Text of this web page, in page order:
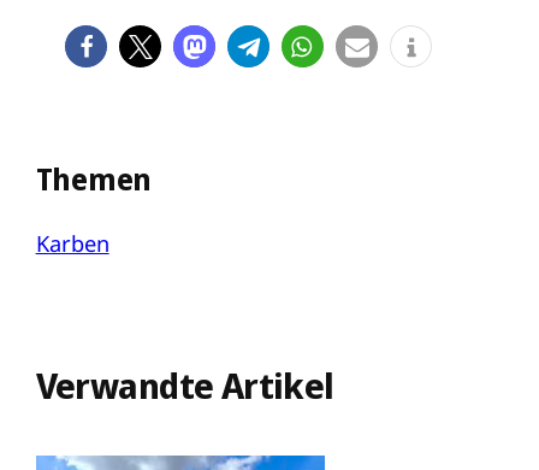
Themen
Karben
Verwandte Artikel